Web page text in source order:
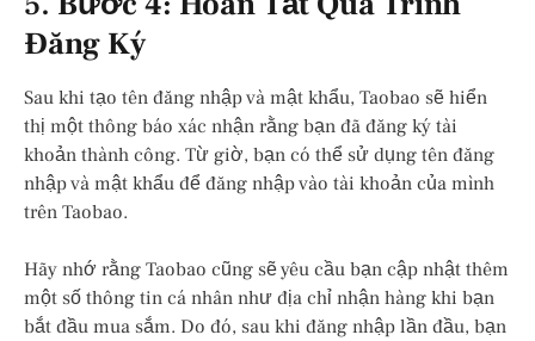
Đăng Ký
Sau khi tạo tên đăng nhập và mật khẩu, Taobao sẽ hiển
thị một thông báo xác nhận rằng bạn đã đăng ký tài
khoản thành công. Từ giờ, bạn có thể sử dụng tên đăng
nhập và mật khẩu để đăng nhập vào tài khoản của mình
trên Taobao.
Hãy nhớ rằng Taobao cũng sẽ yêu cầu bạn cập nhật thêm
một số thông tin cá nhân như địa chỉ nhận hàng khi bạn
bắt đầu mua sắm. Do đó, sau khi đăng nhập lần đầu, bạn